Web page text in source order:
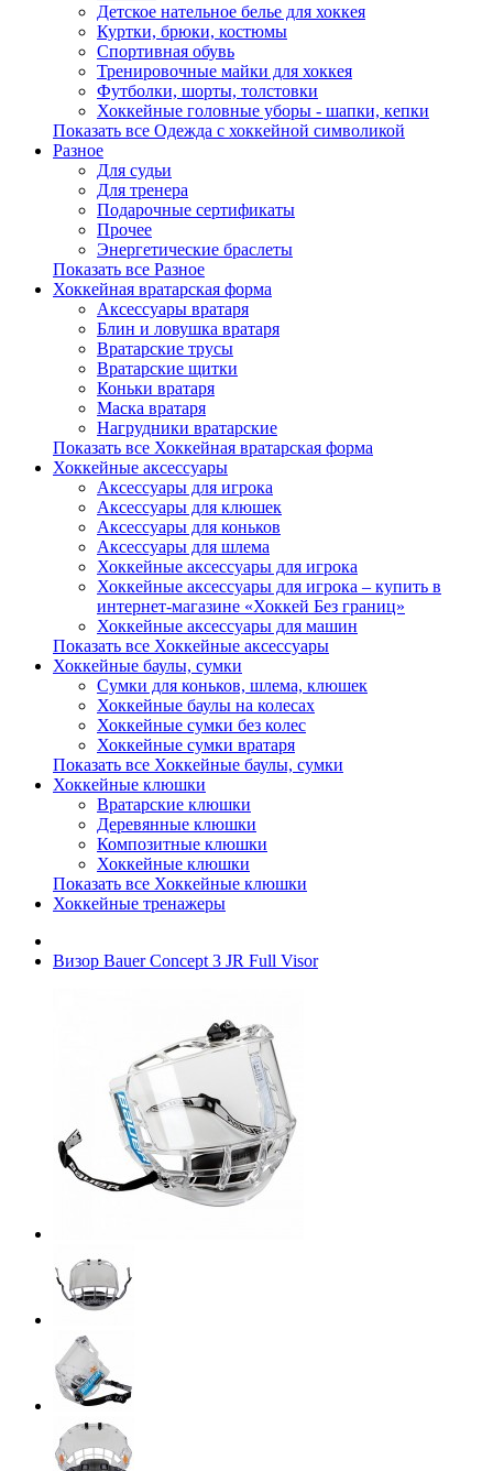
Детское нательное белье для хоккея
Куртки, брюки, костюмы
Спортивная обувь
Тренировочные майки для хоккея
Футболки, шорты, толстовки
Хоккейные головные уборы - шапки, кепки
Показать все Одежда с хоккейной символикой
Разное
Для судьи
Для тренера
Подарочные сертификаты
Прочее
Энергетические браслеты
Показать все Разное
Хоккейная вратарская форма
Аксессуары вратаря
Блин и ловушка вратаря
Вратарские трусы
Вратарские щитки
Коньки вратаря
Маска вратаря
Нагрудники вратарские
Показать все Хоккейная вратарская форма
Хоккейные аксессуары
Аксессуары для игрока
Аксессуары для клюшек
Аксессуары для коньков
Аксессуары для шлема
Хоккейные аксессуары для игрока
Хоккейные аксессуары для игрока – купить в
интернет-магазине «Хоккей Без границ»
Хоккейные аксессуары для машин
Показать все Хоккейные аксессуары
Хоккейные баулы, сумки
Сумки для коньков, шлема, клюшек
Хоккейные баулы на колесах
Хоккейные сумки без колес
Хоккейные сумки вратаря
Показать все Хоккейные баулы, сумки
Хоккейные клюшки
Вратарские клюшки
Деревянные клюшки
Композитные клюшки
Хоккейные клюшки
Показать все Хоккейные клюшки
Хоккейные тренажеры
Визор Bauer Concept 3 JR Full Visor